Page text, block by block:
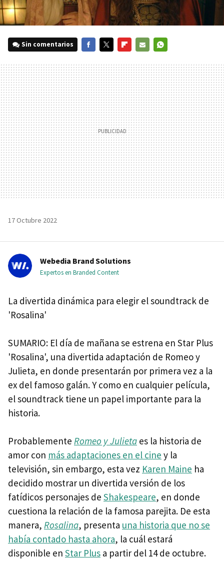
Sin comentarios
MAIL
17 Octubre 2022
Webedia Brand Solutions
Expertos en Branded Content
La divertida dinámica para elegir el soundtrack de
'Rosalina'
SUMARIO: El día de mañana se estrena en Star Plus
'Rosalina', una divertida adaptación de Romeo y
Julieta, en donde presentarán por primera vez a la
ex del famoso galán. Y como en cualquier película,
el soundtrack tiene un papel importante para la
historia.
Probablemente Romeo y Julieta es la historia de
amor con más adaptaciones en el cine y la
televisión, sin embargo, esta vez Karen Maine ha
decidido mostrar un divertida versión de los
fatídicos personajes de Shakespeare, en donde
cuestiona la relación de la famosa parejita. De esta
manera, Rosalina, presenta una historia que no se
había contado hasta ahora, la cuál estará
disponible en Star Plus a partir del 14 de octubre.